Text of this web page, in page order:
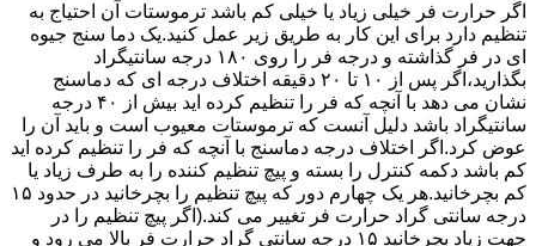
اگر حرارت فر خیلی زیاد یا خیلی کم باشد ترموستات آن احتیاج به
تنظیم دارد برای این کار به طریق زیر عمل کنید.یک دما سنج جیوه
ای در فر گذاشته و درجه فر را روی ۱۸۰ درجه سانتیگراد
بگذارید،اگر پس از ۱۰ تا ۲۰ دقیقه اختلاف درجه ای که دماسنج
نشان می دهد با آنچه که فر را تنظیم کرده اید بیش از ۴۰ درجه
سانتیگراد باشد دلیل آنست که ترموستات معیوب است و باید آن را
عوض کرد.اگر اختلاف درجه دماسنج با آنچه که فر را تنظیم کرده اید
کم باشد دکمه کنترل را بسته و پیچ تنظیم کننده را به طرف زیاد یا
کم بچرخانید.هر یک چهارم دور که پیچ تنظیم را بچرخانید در حدود ۱۵
درجه سانتی گراد حرارت فر تغییر می کند.(اگر پیچ تنظیم را در
جهت زیاد بچرخانید ۱۵ درجه سانتی گراد حرارت فر بالا می رود و